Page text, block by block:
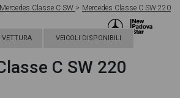
Mercedes Classe C SW Mercedes Classe C SW 220
VETTURA VEICOLI DISPONIBILI
C SW 220